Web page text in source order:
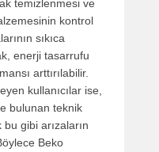
temizlenmesi ve
kontrol
sıkıca
enerji tasarrufu
arttırılabilir.
kullanıcılar ise,
bulunan teknik
gibi arızaların
Beko